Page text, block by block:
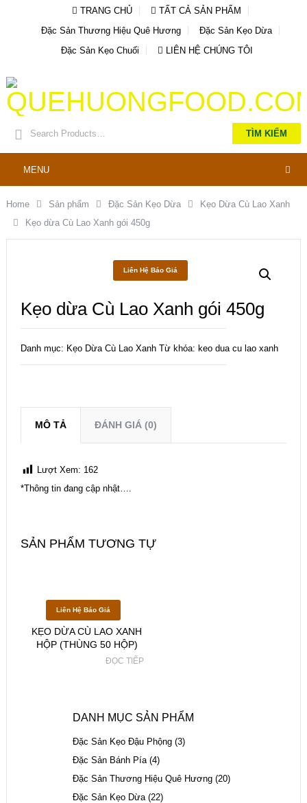
TRANG CHỦ
TẤT CẢ SẢN PHẨM
Đặc Sản Thương Hiệu Quê Hương
Đặc Sản Kẹo Dừa
Đặc Sản Kẹo Chuối
LIÊN HỆ CHÚNG TÔI
TÌM KIẾM
MENU
Home Sản phẩm Đặc Sản Kẹo Dừa
Kẹo Dừa Cù Lao Xanh
Kẹo dừa Cù Lao Xanh gói 450g
Liên Hệ Báo Giá
Kẹo dừa Cù Lao Xanh gói 450g
Danh mục: Kẹo Dừa Cù Lao Xanh Từ khóa: keo dua cu lao xanh
MÔ TẢ ĐÁNH GIÁ (0)
Lượt Xem: 162
*Thông tin đang cập nhật….
SẢN PHẨM TƯƠNG TỰ
Liên Hệ Báo Giá
KẸO DỪA CÙ LAO XANH
HỘP (THÙNG 50 HỘP)
ĐỌC TIẾP
DANH MỤC SẢN PHẨM
Đặc Sản Kẹo Đậu Phộng (3)
Đặc Sản Bánh Pía (4)
Đặc Sản Thương Hiệu Quê Hương (20)
Đặc Sản Kẹo Dừa (22)